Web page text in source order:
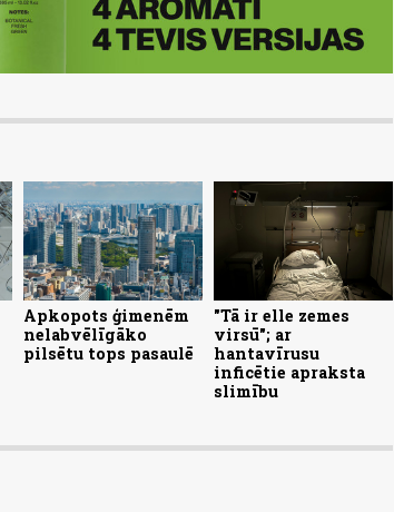
Apkopots ģimenēm
nelabvēlīgāko
pilsētu tops pasaulē
"Tā ir elle zemes
virsū"; ar
hantavīrusu
inficētie apraksta
slimību